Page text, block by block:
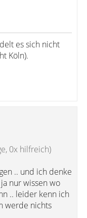
es sich nicht
Köln).
0x hilfreich)
.. und ich denke
nur wissen wo
.. leider kenn ich
werde nichts